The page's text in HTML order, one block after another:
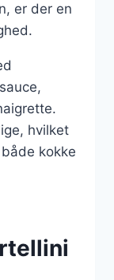
er der en
hvilket
kokke